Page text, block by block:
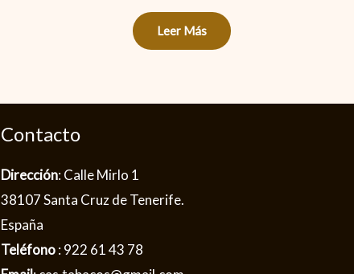
Leer Más
Contacto
Dirección: Calle Mirlo 1
38107 Santa Cruz de Tenerife.
España
Teléfono: 922 61 43 78